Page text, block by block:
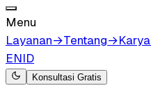
Menu
Layanan→Tentang→Karya
ENID
Konsultasi Gratis